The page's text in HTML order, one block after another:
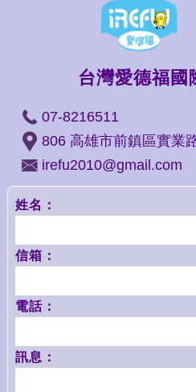
台灣愛德福國
07-8216511
806 高雄市前鎮區實業
irefu2010@gmail.com
姓名：
信箱：
電話：
訊息：